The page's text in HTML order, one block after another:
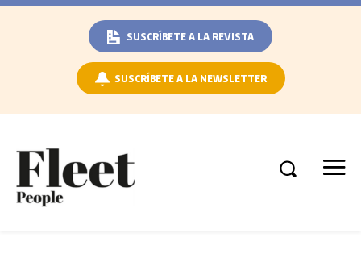
SUSCRÍBETE A LA REVISTA
SUSCRÍBETE A LA NEWSLETTER